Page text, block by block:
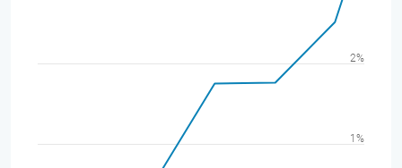
1%
2%